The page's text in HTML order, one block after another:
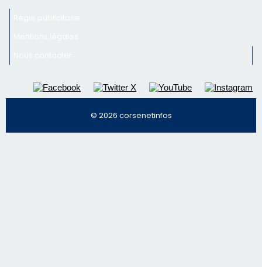
© 2026 corsenetinfos